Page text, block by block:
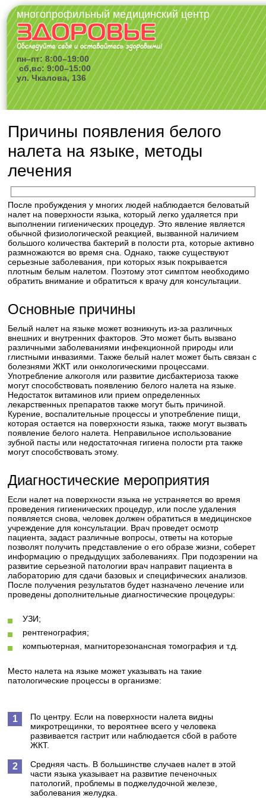
многопрофильный медицинский центр
пн–пт: 8:00–19:00
сб,вс: 9:00–15:00
ул. Чкалова, 136
Причины появления белого
налета на языке, методы
лечения
После пробуждения у многих людей наблюдается беловатый
налет на поверхности языка, который легко удаляется при
выполнении гигиенических процедур. Это явление является
обычной физиологической реакцией, вызванной наличием
большого количества бактерий в полости рта, которые активно
размножаются во время сна. Однако, также существуют
серьезные заболевания, при которых язык покрывается
плотным белым налетом. Поэтому этот симптом необходимо
обратить внимание и обратиться к врачу для консультации.
Основные причины
Белый налет на языке может возникнуть из-за различных
внешних и внутренних факторов. Это может быть вызвано
различными заболеваниями инфекционной природы или
глистными инвазиями. Также белый налет может быть связан с
болезнями ЖКТ или онкологическими процессами.
Употребление алкоголя или развитие дисбактериоза также
могут способствовать появлению белого налета на языке.
Недостаток витаминов или прием определенных
лекарственных препаратов также могут быть причиной.
Курение, воспалительные процессы и употребление пищи,
которая остается на поверхности языка, также могут вызвать
появление белого налета. Неправильное использование
зубной пасты или недостаточная гигиена полости рта также
могут способствовать этому.
Диагностические мероприятия
Если налет на поверхности языка не устраняется во время
проведения гигиенических процедур, или после удаления
появляется снова, человек должен обратиться в медицинское
учреждение для консультации. Врач проведет осмотр
пациента, задаст различные вопросы, ответы на которые
позволят получить представление о его образе жизни, соберет
информацию о предыдущих заболеваниях. При подозрении на
развитие серьезной патологии врач направит пациента в
лабораторию для сдачи базовых и специфических анализов.
После получения результатов будет назначено лечение или
проведены дополнительные диагностические процедуры:
УЗИ;
рентгенография;
компьютерная, магниторезонансная томография и т.д.
Место налета на языке может указывать на такие
патологические процессы в организме:
По центру. Если на поверхности налета видны
микротрещинки, то вероятнее всего у человека
развивается гастрит или наблюдается сбой в работе
ЖКТ.
Средняя часть. В большинстве случаев налет в этой
части языка указывает на развитие печеночных
патологий, проблемы в поджелудочной железе,
заболевания желудка.